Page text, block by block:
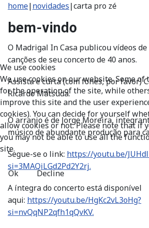
home|novidades|carta pro zé
bem-vindo
O Madrigal In Casa publicou vídeos de
canções de seu concerto de 40 anos.
Assista e curta (com fones, por favor)
Ricardo Matsuda.
O arranjo é de Jorge Moreira,
músico de abundante produção para
Segue-se o link: https://youtu.be/
si=3MAQiLGd2Pd2Y2rj.
A íntegra do concerto está disponível
aqui: https://youtu.be/HgKc2vL3oHg?
si=nvQqNP2qfh1qQvKV.
We use cookies
We use cookies on our website. Some
for the operation of the site, while
improve this site and the user
cookies). You can decide for yourself
allow cookies or not. Please note that if
you may not be able to use all the
site.
Ok Decline